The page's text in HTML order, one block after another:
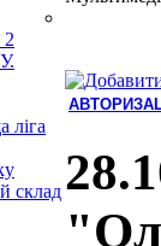
ліга
склад